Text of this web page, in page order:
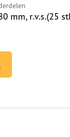
mm, r.v.s.(25